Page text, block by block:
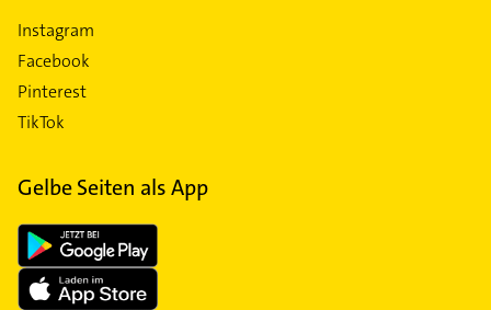
Instagram
Facebook
Pinterest
TikTok
Gelbe Seiten als App